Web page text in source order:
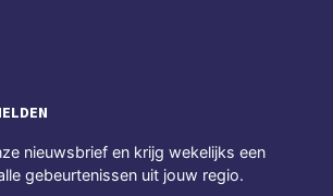
nieuwsbrief en krijg wekelijks een
gebeurtenissen uit jouw regio.